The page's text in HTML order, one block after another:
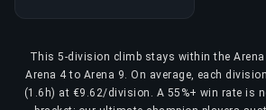
This 5-division climb stays within the
Arena 4 to Arena 9. On average, each
(1.6h) at €9.62/division. A 55%+ win rate is